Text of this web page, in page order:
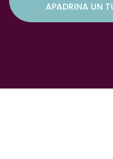
APADRINA UN